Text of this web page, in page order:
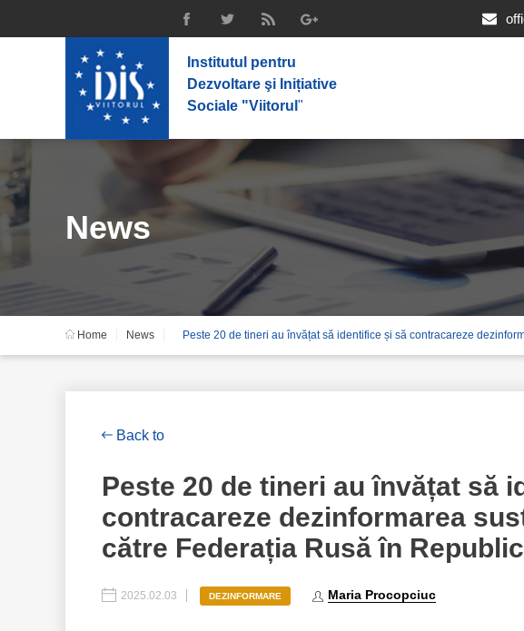
Institutul pentru
Dezvoltare şi Inițiative
Sociale "Viitorul "
News
Home News Peste 20 de tineri au învățat să identifice și să contracareze
Back to
Peste 20 de tineri au învățat să
contracareze dezinformarea
către Federația Rusă în
2025.02.03 DEZINFORMARE Maria Procopciuc